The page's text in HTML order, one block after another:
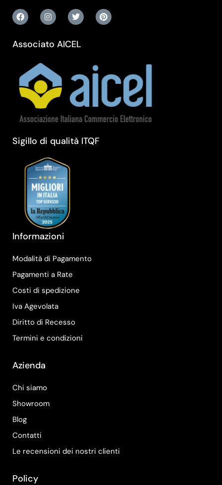
Associato AICEL
Sigillo di qualità ITQF
Informazioni
Modalità di Pagamento
Pagamenti a Rate
Costi di spedizione
Iva Agevolata
Diritto di Recesso
Termini e condizioni
Azienda
Chi siamo
Showroom
Blog
Contatti
Le recensioni dei nostri clienti
Policy